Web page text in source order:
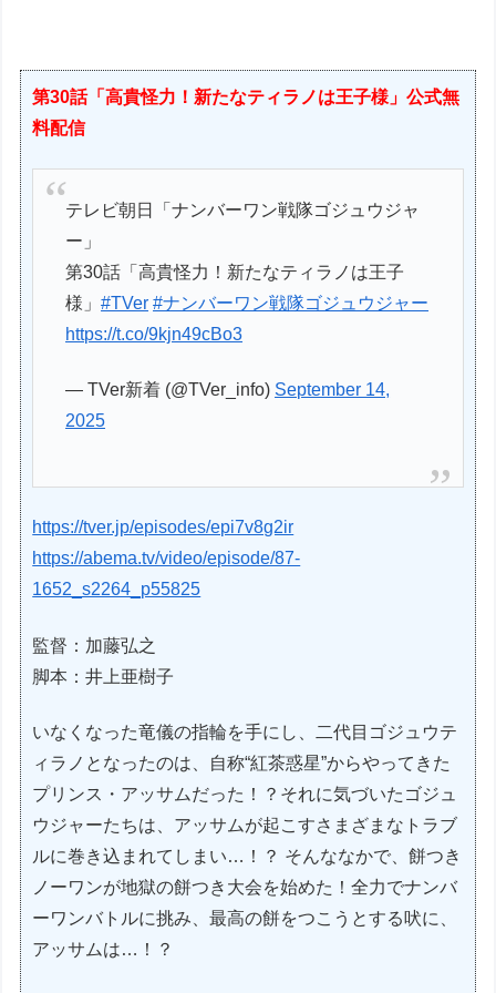
第30話「高貴怪力！新たなティラノは王子様」公式無
料配信
テレビ朝日「ナンバーワン戦隊ゴジュウジャ
ー」
第30話「高貴怪力！新たなティラノは王子
様」#TVer #ナンバーワン戦隊ゴジュウジャー
https://t.co/9kjn49cBo3
— TVer新着 (@TVer_info) September 14,
2025
https://tver.jp/episodes/epi7v8g2ir
https://abema.tv/video/episode/87-
1652_s2264_p55825
監督：加藤弘之
脚本：井上亜樹子
いなくなった竜儀の指輪を手にし、二代目ゴジュウテ
ィラノとなったのは、自称“紅茶惑星”からやってきた
プリンス・アッサムだった！？それに気づいたゴジュ
ウジャーたちは、アッサムが起こすさまざまなトラブ
ルに巻き込まれてしまい…！？ そんななかで、餅つき
ノーワンが地獄の餅つき大会を始めた！全力でナンバ
ーワンバトルに挑み、最高の餅をつこうとする吠に、
アッサムは…！？